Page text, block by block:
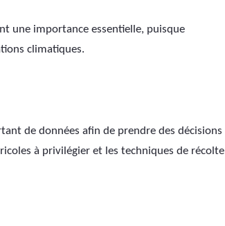
une importance essentielle, puisque
climatiques.
de données afin de prendre des décisions
à privilégier et les techniques de récolte